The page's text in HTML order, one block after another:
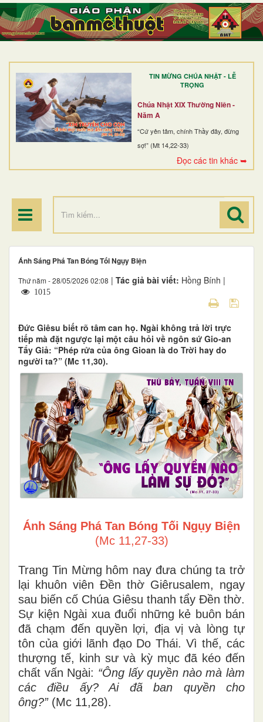
TIN MỪNG CHÚA NHẬT - LỄ
TRỌNG
Chúa Nhật XIX Thường Niên -
Năm A
“Cứ yên tâm, chính Thầy đây, đừng
sợ!” (Mt 14,22-33)
Đọc các tin khác ➥
TRANG NHẤT
GIỚI THIỆU
DÒNG TU
BAN MỤC VỤ
ĐOÀN THỂ CG
ĐIỂM HÀNH HƯƠNG
Ánh Sáng Phá Tan Bóng Tối Ngụy Biện
Thứ năm - 28/05/2026 02:08 | Tác giả bài viết: Hồng Bính |
1015
Đức Giêsu biết rõ tâm can họ. Ngài không trả lời trực
tiếp mà đặt ngược lại một câu hỏi về ngôn sứ Gio-an
Tẩy Giả: “Phép rửa của ông Gioan là do Trời hay do
người ta?” (Mc 11,30).
Ánh Sáng Phá Tan Bóng Tối Ngụy Biện
(Mc 11,27-33)
Trang Tin Mừng hôm nay đưa chúng ta trở
lại khuôn viên Đền thờ Giêrusalem, ngay
sau biến cố Chúa Giêsu thanh tẩy Đền thờ.
Sự kiện Ngài xua đuổi những kẻ buôn bán
đã chạm đến quyền lợi, địa vị và lòng tự
tôn của giới lãnh đạo Do Thái. Vì thế, các
thượng tế, kinh sư và kỳ mục đã kéo đến
chất vấn Ngài: “Ông lấy quyền nào mà làm
các điều ấy? Ai đã ban quyền cho
ông?”(Mc 11,28).